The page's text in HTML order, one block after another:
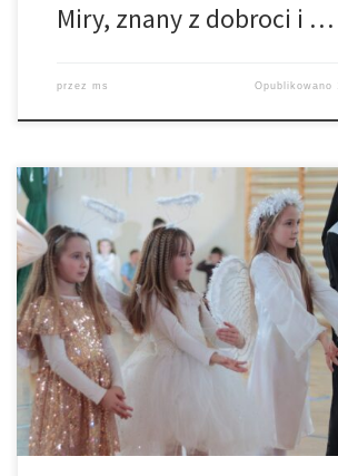
Miry, znany z dobroci i …
przez ms Opublikowano
Serdecznie dziękujemy za tak liczny udział
tegorocznym Balu Wszystkich Świętych. Dzięki
osiągnęliśmy sukces w Łękawicy, ciesząc się
Szczególne gratulacje dla dzieci za ich taniec i
Faustynie. Bal przybliżył uczestnikom postaci
błogosławionych, z którymi warto się […]